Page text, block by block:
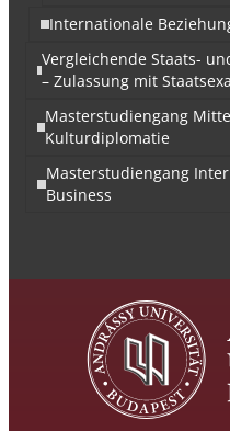
Internationale
Vergleichende Staats-
– Zulassung mit
Masterstudiengang
Kulturdiplomatie
Masterstudiengang
Business